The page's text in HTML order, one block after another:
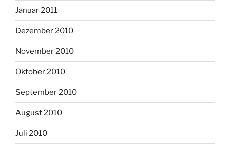
Januar 2011
Dezember 2010
November 2010
Oktober 2010
September 2010
August 2010
Juli 2010